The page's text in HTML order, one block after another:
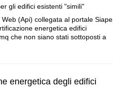
gli edifici esistenti "simili"
(Api) collegata al portale Siape,
energetica edifici
che non siano stati sottoposti a
energetica degli edifici